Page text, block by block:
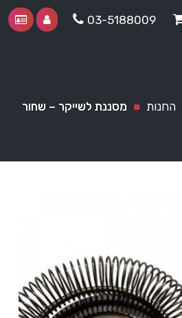
03-5188009
החנות ■ מסננת לשייקר – שחור